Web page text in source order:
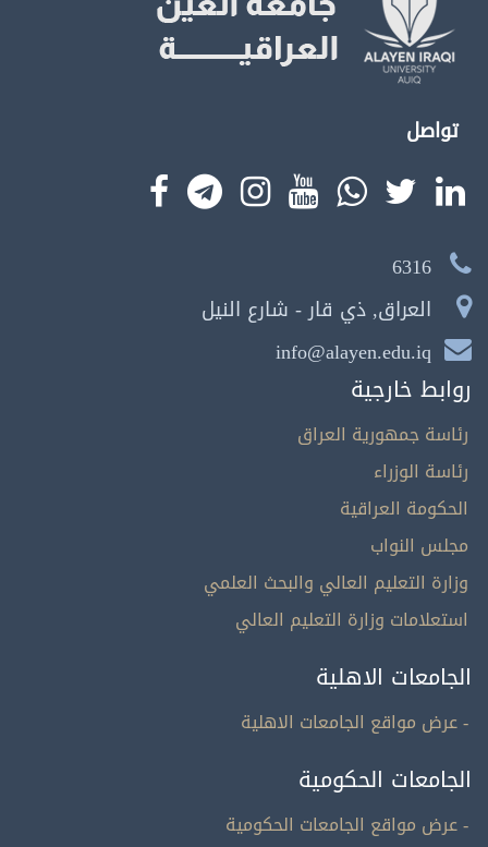
تواصل
6316
العراق, ذي قار - شارع النيل
info@alayen.edu.iq
روابط خارجية
رئاسة جمهورية العراق
رئاسة الوزراء
الحكومة العراقية
مجلس النواب
وزارة التعليم العالي والبحث العلمي
استعلامات وزارة التعليم العالي
الجامعات الاهلية
- عرض مواقع الجامعات الاهلية
الجامعات الحكومية
- عرض مواقع الجامعات الحكومية